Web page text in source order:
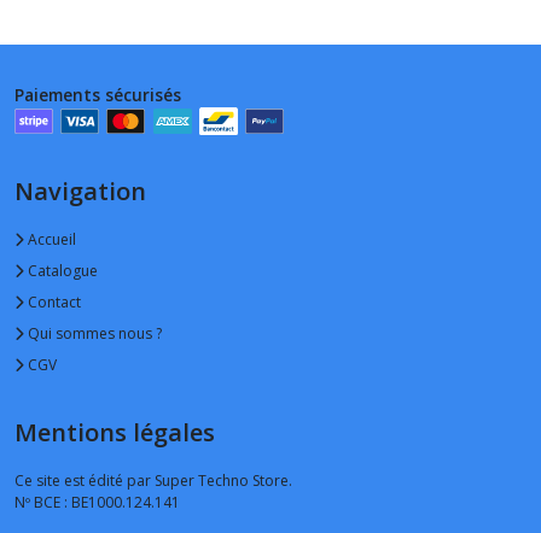
Paiements sécurisés
Navigation
Accueil
Catalogue
Contact
Qui sommes nous ?
CGV
Mentions légales
Ce site est édité par Super Techno Store.
Nº BCE : BE1000.124.141